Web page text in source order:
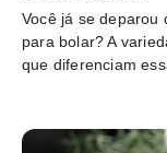
Você já se deparou
para bolar? A
que diferenciam